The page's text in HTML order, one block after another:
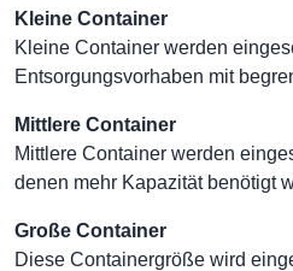
Kleine Container
Kleine Container werden
Entsorgungsvorhaben mit
Mittlere Container
Mittlere Container werden
denen mehr Kapazität benötigt
Große Container
Diese Containergröße wird